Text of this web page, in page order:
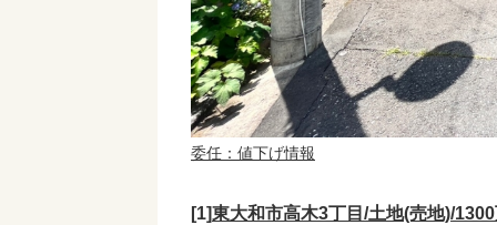
委任：値下げ情報
[1]東大和市高木3丁目/土地(売地)/